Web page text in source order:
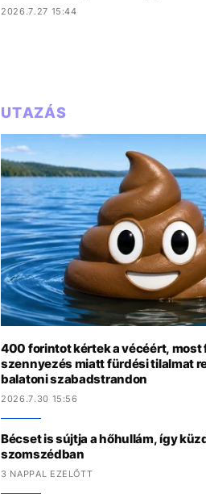
2026.7.27 15:44
UTAZÁS
400 forintot kértek a vécéért, most
szennyezés miatt fürdési tilalmat
balatoni szabadstrandon
2026.7.30 15:56
Bécset is sújtja a hőhullám, így
szomszédban
3 NAPPAL EZELŐTT